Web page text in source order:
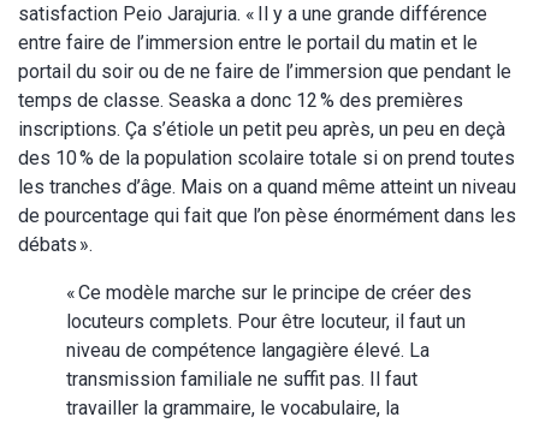
satisfaction Peio Jarajuria. « Il y a une grande différence
entre faire de l’immersion entre le portail du matin et le
portail du soir ou de ne faire de l’immersion que pendant le
temps de classe. Seaska a donc 12 % des premières
inscriptions. Ça s’étiole un petit peu après, un peu en deçà
des 10 % de la population scolaire totale si on prend toutes
les tranches d’âge. Mais on a quand même atteint un niveau
de pourcentage qui fait que l’on pèse énormément dans les
débats ».
« Ce modèle marche sur le principe de créer des
locuteurs complets. Pour être locuteur, il faut un
niveau de compétence langagière élevé. La
transmission familiale ne suffit pas. Il faut
travailler la grammaire, le vocabulaire, la